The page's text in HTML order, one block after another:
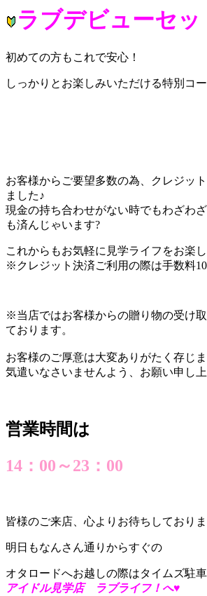
ラブデビューセッ
初めての方もこれで安心！
しっかりとお楽しみいただける特別コー
お客様からご要望多数の為、クレジッ
ました♪
現金の持ち合わせがない時でもわざわ
も済んじゃいます?
これからもお気軽に見学ライフをお楽
※クレジット決済ご利用の際は手数料10
※当店ではお客様からの贈り物の受け
ております。
お客様のご厚意は大変ありがたく存じ
気遣いなさいませんよう、お願い申し
営業時間は
14：00～23：00
皆様のご来店、心よりお待ちしておりま
明日もなんさん通りからすぐの
オタロードへお越しの際はタイムズ駐
アイドル見学店 ラブライフ！へ♥